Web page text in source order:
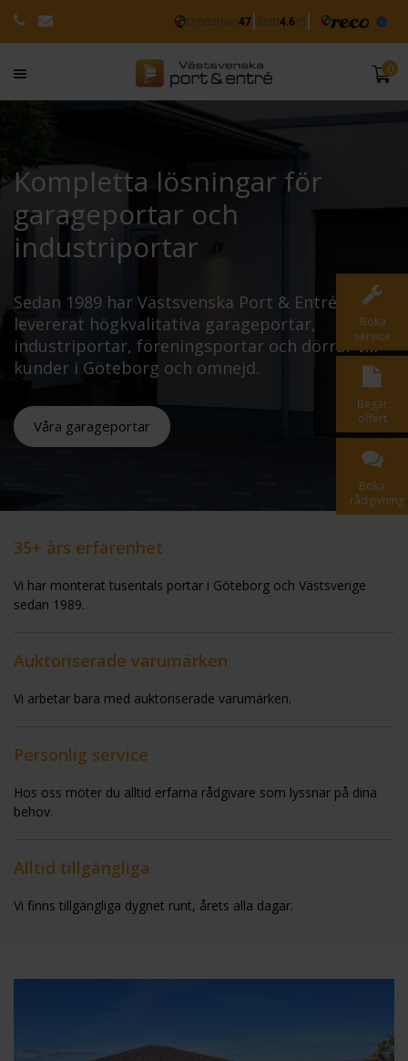
Boka
rådgivning
Begär
offert
Boka
service
0
Kompletta lösningar för
garageportar och
industriportar
Sedan 1989 har Västsvenska Port & Entré
levererat högkvalitativa garageportar,
industriportar, föreningsportar och dörrar till
kunder i Göteborg och omnejd.
Våra garageportar
35+ års erfarenhet
Vi har monterat tusentals portar i Göteborg och Västsverige
sedan 1989.
Auktoriserade varumärken
Vi arbetar bara med auktoriserade varumärken.
Personlig service
Hos oss möter du alltid erfarna rådgivare som lyssnar på dina
behov.
Alltid tillgängliga
Vi finns tillgängliga dygnet runt, årets alla dagar.